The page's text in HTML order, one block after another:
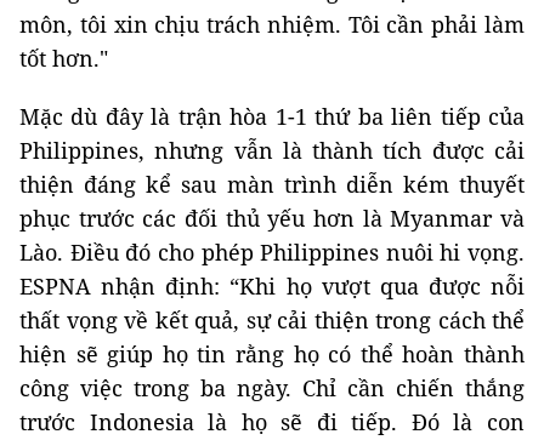
môn, tôi xin chịu trách nhiệm. Tôi cần phải làm
tốt hơn."
Mặc dù đây là trận hòa 1-1 thứ ba liên tiếp của
Philippines, nhưng vẫn là thành tích được cải
thiện đáng kể sau màn trình diễn kém thuyết
phục trước các đối thủ yếu hơn là Myanmar và
Lào. Điều đó cho phép Philippines nuôi hi vọng.
ESPNA nhận định: “Khi họ vượt qua được nỗi
thất vọng về kết quả, sự cải thiện trong cách thể
hiện sẽ giúp họ tin rằng họ có thể hoàn thành
công việc trong ba ngày. Chỉ cần chiến thắng
trước Indonesia là họ sẽ đi tiếp. Đó là con